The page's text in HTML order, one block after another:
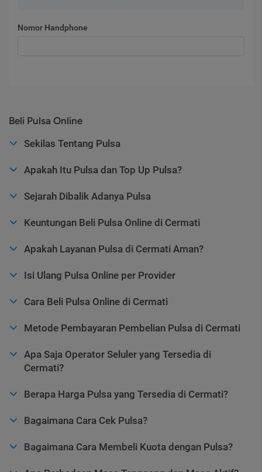
Nomor Handphone
Beli Pulsa Online
Sekilas Tentang Pulsa
Apakah Itu Pulsa dan Top Up Pulsa?
Sejarah Dibalik Adanya Pulsa
Keuntungan Beli Pulsa Online di Cermati
Apakah Layanan Pulsa di Cermati Aman?
Isi Ulang Pulsa Online per Provider
Cara Beli Pulsa Online di Cermati
Metode Pembayaran Pembelian Pulsa di Cermati
Apa Saja Operator Seluler yang Tersedia di
Cermati?
Berapa Harga Pulsa yang Tersedia di Cermati?
Bagaimana Cara Cek Pulsa?
Bagaimana Cara Membeli Kuota dengan Pulsa?